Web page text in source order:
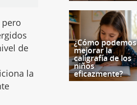
de
la
¿Cómo podemos
mejorar la
caligrafía de los
niños
eficazmente?